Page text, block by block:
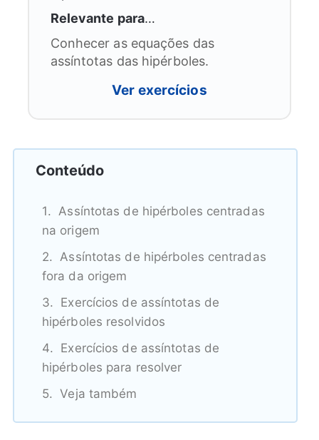
Relevante para…
Conhecer as equações das
assíntotas das hipérboles.
Ver exercícios
Conteúdo
Assíntotas de hipérboles centradas
na origem
Assíntotas de hipérboles centradas
fora da origem
Exercícios de assíntotas de
hipérboles resolvidos
Exercícios de assíntotas de
hipérboles para resolver
Veja também